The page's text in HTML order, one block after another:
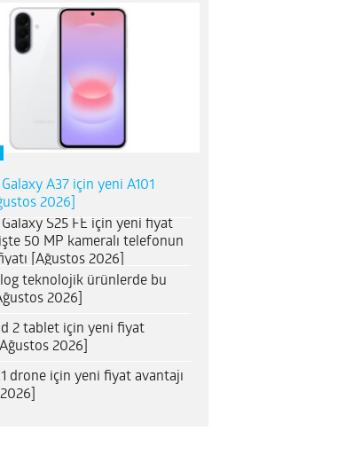
A37 için yeni A101
2026]
S25 FE için yeni fiyat
50 MP kameralı telefonun
[Ağustos 2026]
teknolojik ürünlerde bu
2026]
2 tablet için yeni fiyat
2026]
drone için yeni fiyat avantajı